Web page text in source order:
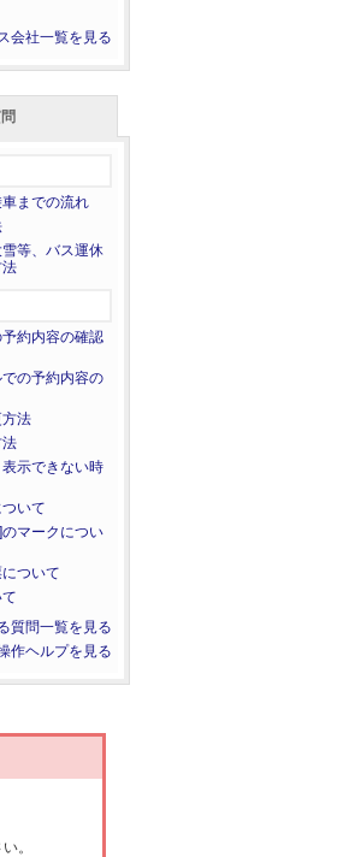
会社一覧を見る
までの流れ
等、バス運休
約内容の確認
の予約内容の
法
示できない時
いて
マークについ
ついて
質問一覧を見る
作ヘルプを見る
。